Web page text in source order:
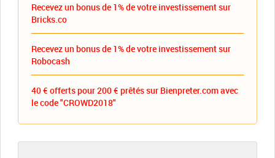
Recevez un bonus de 1% de votre investissement sur
Bricks.co
Recevez un bonus de 1% de votre investissement sur
Robocash
40 € offerts pour 200 € prêtés sur Bienpreter.com avec
le code "CROWD2018"